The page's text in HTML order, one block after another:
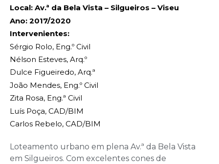
Local: Av.ª da Bela Vista – Silgueiros – Viseu
Ano: 2017/2020
Intervenientes:
Sérgio Rolo, Eng.º Civil
Nélson Esteves, Arq.º
Dulce Figueiredo, Arq.ª
João Mendes, Eng.º Civil
Zita Rosa, Eng.ª Civil
Luís Poça, CAD/BIM
Carlos Rebelo, CAD/BIM
Loteamento urbano em plena Av.ª da Bela Vista
em Silgueiros. Com excelentes cones de